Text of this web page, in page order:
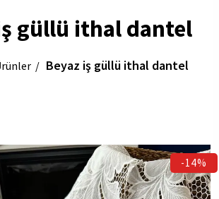
güllü ithal dantel
Beyaz iş güllü ithal dantel
-14%